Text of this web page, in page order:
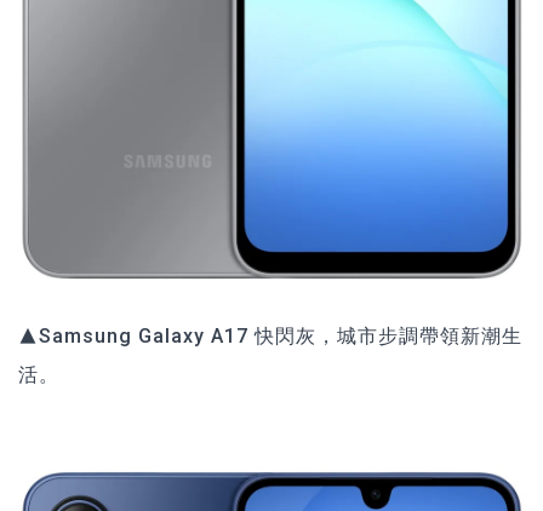
▲Samsung Galaxy A17 快閃灰，城市步調帶領新潮生
活。